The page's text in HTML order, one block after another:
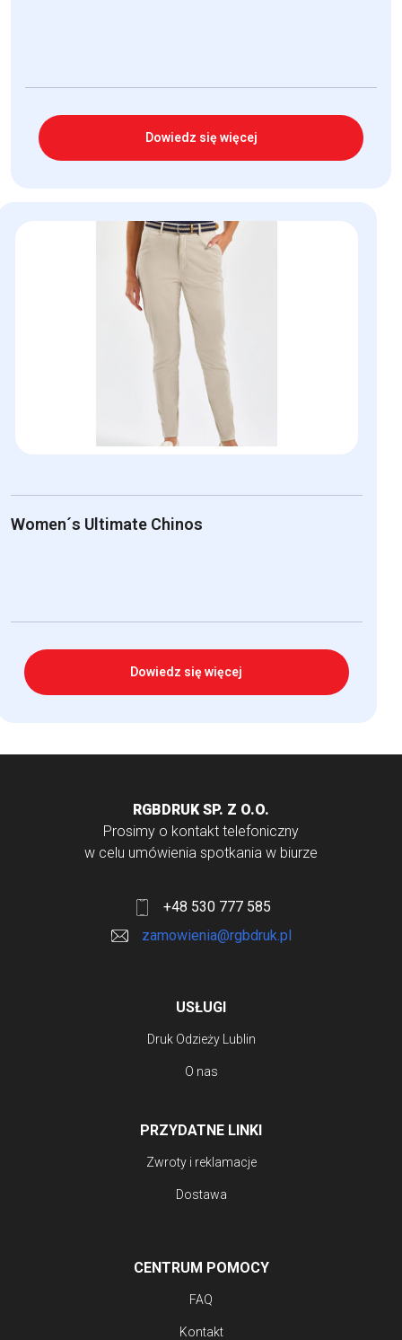
Dowiedz się więcej
Women´s Ultimate Chinos
Dowiedz się więcej
RGBDRUK SP. Z O.O.
Prosimy o kontakt telefoniczny
w celu umówienia spotkania w biurze
+48 530 777 585
zamowienia@rgbdruk.pl
USŁUGI
Druk Odzieży Lublin
O nas
PRZYDATNE LINKI
Zwroty i reklamacje
Dostawa
CENTRUM POMOCY
FAQ
Kontakt